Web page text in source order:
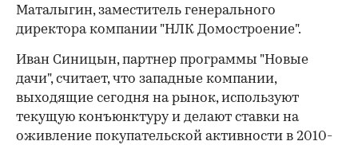
Маталыгин, заместитель генерального
директора компании "НЛК Домостроение".
Иван Синицын, партнер программы "Новые
дачи", считает, что западные компании,
выходящие сегодня на рынок, используют
текущую конъюнктуру и делают ставки на
оживление покупательской активности в 2010-